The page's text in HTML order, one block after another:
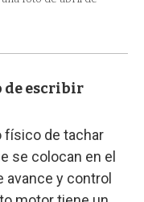
de escribir
físico de tachar
se colocan en el
avance y control